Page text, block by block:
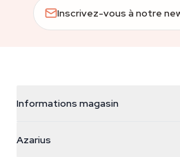
Inscrivez-vous à notre
Informations magasin
Galvaniweg 11
Azarius